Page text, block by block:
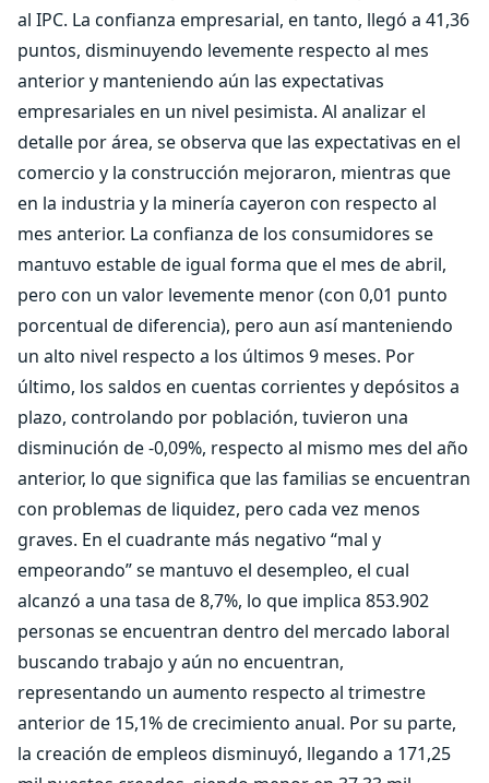
al IPC. La confianza empresarial, en tanto, llegó a 41,36
puntos, disminuyendo levemente respecto al mes
anterior y manteniendo aún las expectativas
empresariales en un nivel pesimista. Al analizar el
detalle por área, se observa que las expectativas en el
comercio y la construcción mejoraron, mientras que
en la industria y la minería cayeron con respecto al
mes anterior. La confianza de los consumidores se
mantuvo estable de igual forma que el mes de abril,
pero con un valor levemente menor (con 0,01 punto
porcentual de diferencia), pero aun así manteniendo
un alto nivel respecto a los últimos 9 meses. Por
último, los saldos en cuentas corrientes y depósitos a
plazo, controlando por población, tuvieron una
disminución de -0,09%, respecto al mismo mes del año
anterior, lo que significa que las familias se encuentran
con problemas de liquidez, pero cada vez menos
graves. En el cuadrante más negativo “mal y
empeorando” se mantuvo el desempleo, el cual
alcanzó a una tasa de 8,7%, lo que implica 853.902
personas se encuentran dentro del mercado laboral
buscando trabajo y aún no encuentran,
representando un aumento respecto al trimestre
anterior de 15,1% de crecimiento anual. Por su parte,
la creación de empleos disminuyó, llegando a 171,25